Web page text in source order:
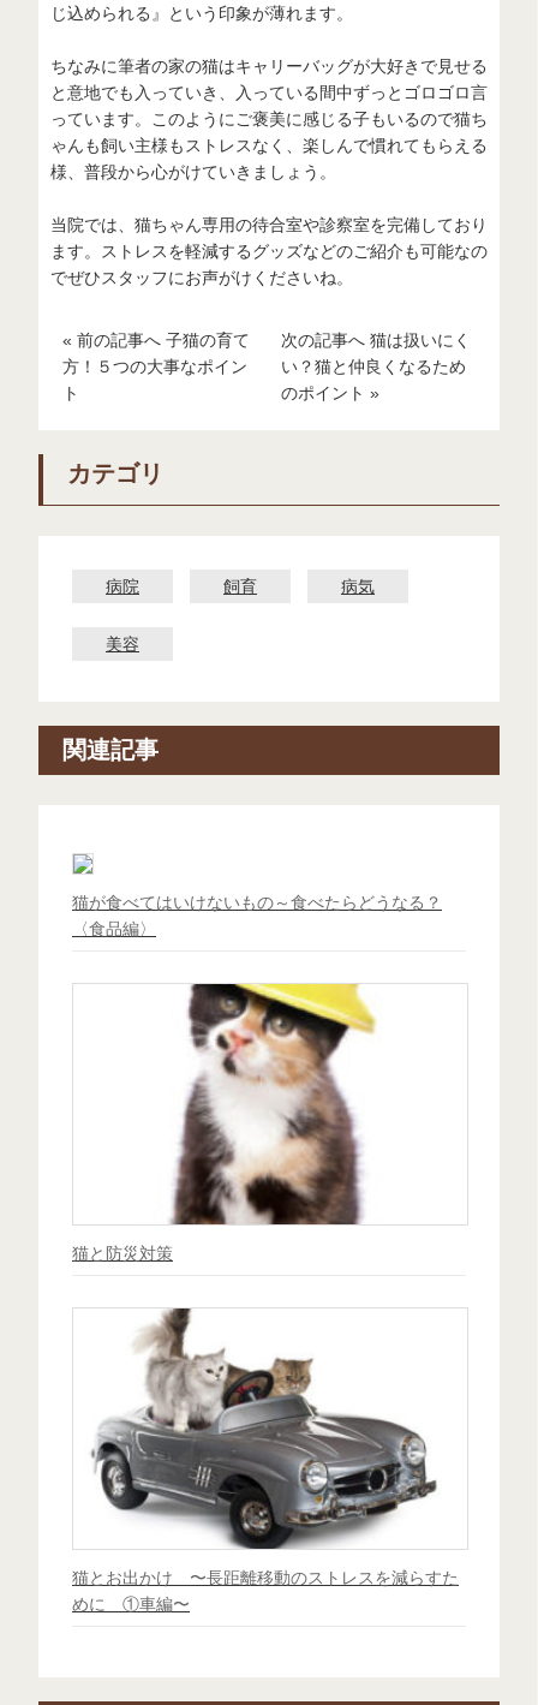
じ込められる』という印象が薄れます。
ちなみに筆者の家の猫はキャリーバッグが大好きで見せる
と意地でも入っていき、入っている間中ずっとゴロゴロ言
っています。このようにご褒美に感じる子もいるので猫ち
ゃんも飼い主様もストレスなく、楽しんで慣れてもらえる
様、普段から心がけていきましょう。
当院では、猫ちゃん専用の待合室や診察室を完備しており
ます。ストレスを軽減するグッズなどのご紹介も可能なの
でぜひスタッフにお声がけくださいね。
« 前の記事へ 子猫の育て
方！５つの大事なポイン
ト
次の記事へ 猫は扱いにく
い？猫と仲良くなるため
のポイント »
カテゴリ
病院 飼育 病気
美容
関連記事
猫が食べてはいけないもの～食べたらどうなる？
〈食品編〉
猫と防災対策
猫とお出かけ 〜長距離移動のストレスを減らすた
めに ①車編〜